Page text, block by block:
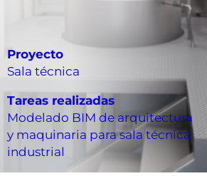
Proyecto
Sala técnica
Tareas realizadas
Modelado BIM de arquitectura
y maquinaria para sala técnica
industrial